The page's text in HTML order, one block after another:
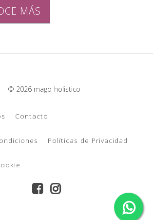
MÁS
© 2026 mago-holistico
Contacto
Políticas de Privacidad